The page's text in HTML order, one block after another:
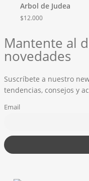
Arbol de Judea
$12.000
Mantente al
novedades
Suscríbete a nuestro
tendencias, consejos y
Email